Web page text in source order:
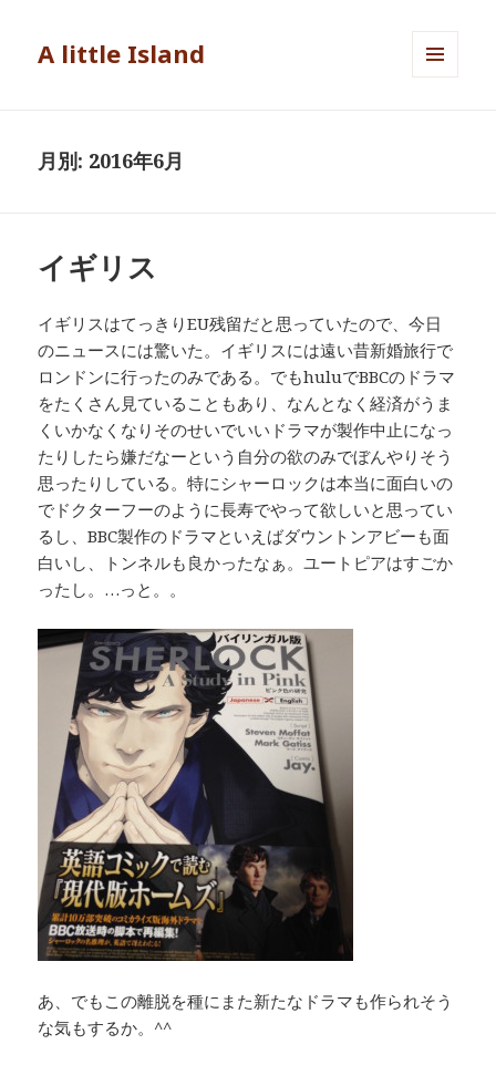
A little Island
月別: 2016年6月
イギリス
イギリスはてっきりEU残留だと思っていたので、今日
のニュースには驚いた。イギリスには遠い昔新婚旅行で
ロンドンに行ったのみである。でもhuluでBBCのドラマ
をたくさん見ていることもあり、なんとなく経済がうま
くいかなくなりそのせいでいいドラマが製作中止になっ
たりしたら嫌だなーという自分の欲のみでぼんやりそう
思ったりしている。特にシャーロックは本当に面白いの
でドクターフーのように長寿でやって欲しいと思ってい
るし、BBC製作のドラマといえばダウントンアビーも面
白いし、トンネルも良かったなぁ。ユートピアはすごか
ったし。…っと。。
あ、でもこの離脱を種にまた新たなドラマも作られそう
な気もするか。^^